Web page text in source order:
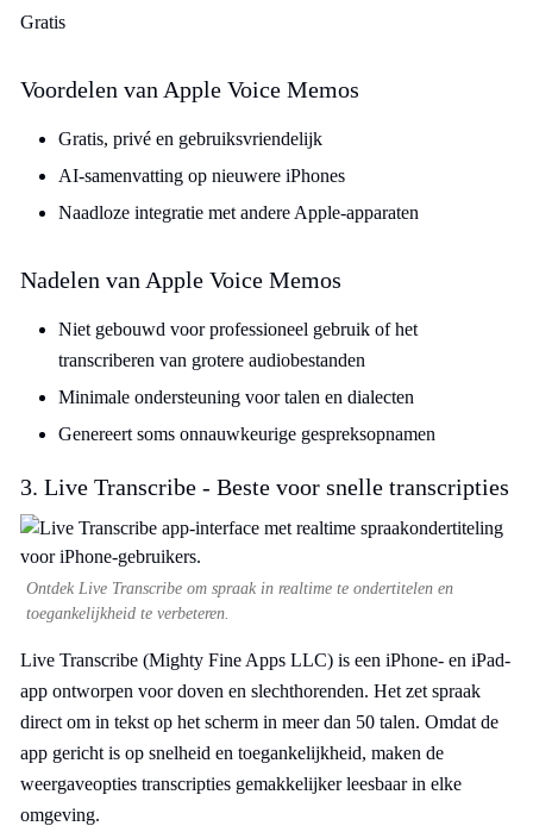
Gratis
Voordelen van Apple Voice Memos
Gratis, privé en gebruiksvriendelijk
AI-samenvatting op nieuwere iPhones
Naadloze integratie met andere Apple-apparaten
Nadelen van Apple Voice Memos
Niet gebouwd voor professioneel gebruik of het
transcriberen van grotere audiobestanden
Minimale ondersteuning voor talen en dialecten
Genereert soms onnauwkeurige gespreksopnamen
3. Live Transcribe - Beste voor snelle transcripties
Ontdek Live Transcribe om spraak in realtime te ondertitelen en
toegankelijkheid te verbeteren.
Live Transcribe (Mighty Fine Apps LLC) is een iPhone- en iPad-
app ontworpen voor doven en slechthorenden. Het zet spraak
direct om in tekst op het scherm in meer dan 50 talen. Omdat de
app gericht is op snelheid en toegankelijkheid, maken de
weergaveopties transcripties gemakkelijker leesbaar in elke
omgeving.